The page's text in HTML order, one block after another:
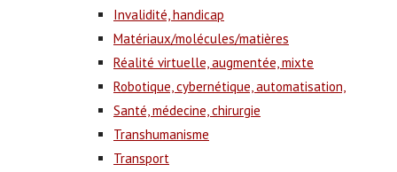
Invalidité, handicap
Matériaux/molécules/matières
Réalité virtuelle, augmentée, mixte
Robotique, cybernétique, automatisation,
Santé, médecine, chirurgie
Transhumanisme
Transport